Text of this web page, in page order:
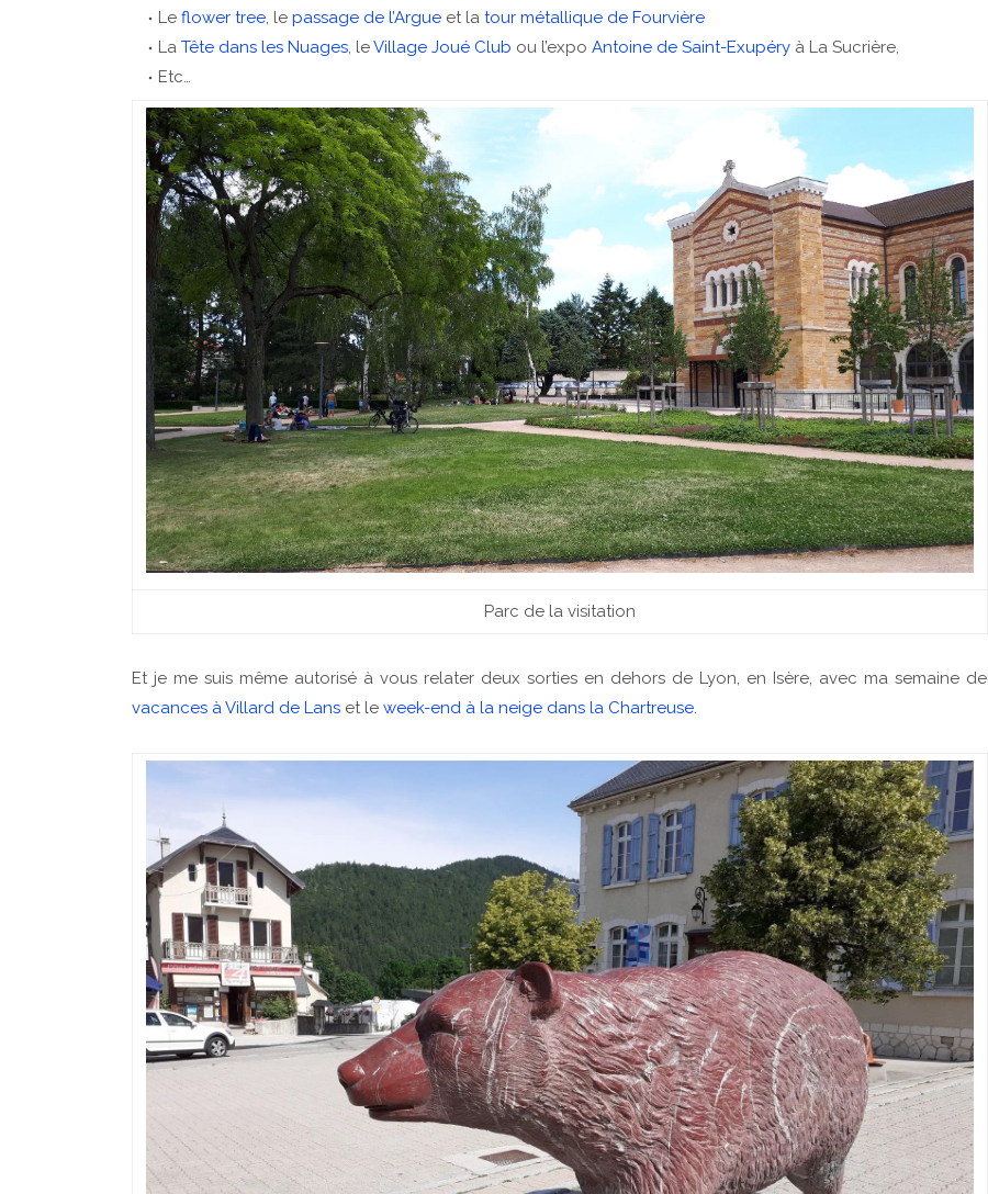
Le flower tree, le passage de l’Argueet la tour métallique de Fourvière
La Tête dans les Nuages, leVillage Joué Club ou l’expo Antoine de Saint-Exupéryà La Sucrière,
Etc…
Parc de la visitation
Et je me suis même autorisé à vous relater deux sorties en dehors de Lyon, en Isère, avec ma semaine de
vacances à Villard de Lanset le week-end à la neige dans la Chartreuse.